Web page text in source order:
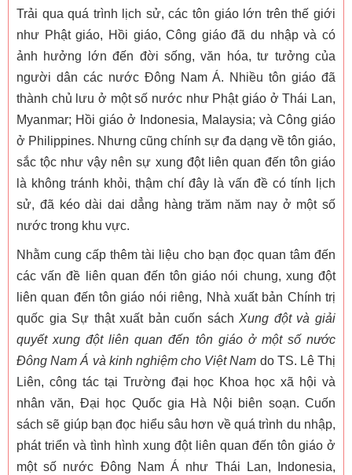
Trải qua quá trình lịch sử, các tôn giáo lớn trên thế giới
như Phật giáo, Hồi giáo, Công giáo đã du nhập và có
ảnh hưởng lớn đến đời sống, văn hóa, tư tưởng của
người dân các nước Đông Nam Á. Nhiều tôn giáo đã
thành chủ lưu ở một số nước như Phật giáo ở Thái Lan,
Myanmar; Hồi giáo ở Indonesia, Malaysia; và Công giáo
ở Philippines. Nhưng cũng chính sự đa dạng về tôn giáo,
sắc tộc như vậy nên sự xung đột liên quan đến tôn giáo
là không tránh khỏi, thậm chí đây là vấn đề có tính lịch
sử, đã kéo dài dai dẳng hàng trăm năm nay ở một số
nước trong khu vực.
Nhằm cung cấp thêm tài liệu cho bạn đọc quan tâm đến
các vấn đề liên quan đến tôn giáo nói chung, xung đột
liên quan đến tôn giáo nói riêng, Nhà xuất bản Chính trị
quốc gia Sự thật xuất bản cuốn sáchXung đột và giải
quyết xung đột liên quan đến tôn giáo ở một số nước
Đông Nam Á và kinh nghiệm cho Việt Nam do TS. Lê Thị
Liên, công tác tại Trường đại học Khoa học xã hội và
nhân văn, Đại học Quốc gia Hà Nội biên soạn. Cuốn
sách sẽ giúp bạn đọc hiểu sâu hơn về quá trình du nhập,
phát triển và tình hình xung đột liên quan đến tôn giáo ở
một số nước Đông Nam Á như Thái Lan, Indonesia,